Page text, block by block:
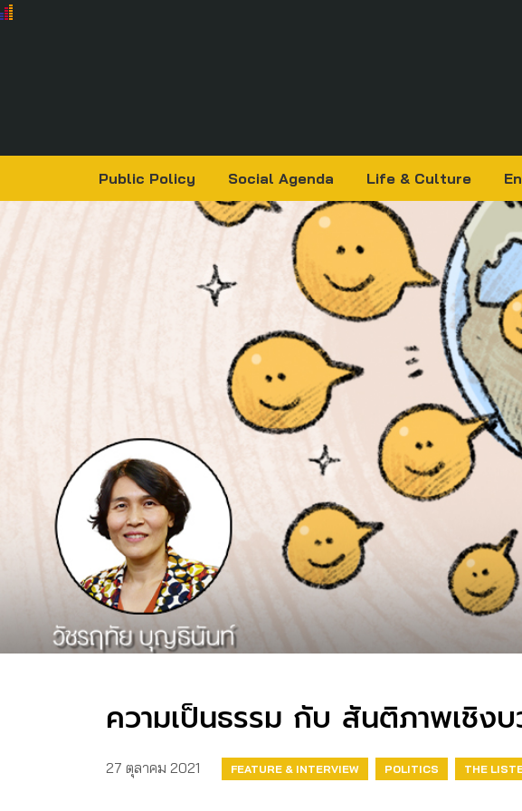
Public Policy Social Agenda Life & Culture
ความเป็นธรรม กับ สันติภาพเชิง
27 ตุลาคม 2021 FEATURE & INTERVIEW POLITICS THE